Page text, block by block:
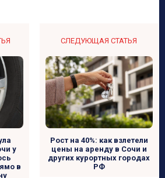
у
в
СЛЕДУЮЩАЯ СТАТЬЯ
Рост на 40%: как взлетели
цены на аренду в Сочи и
других курортных городах
РФ